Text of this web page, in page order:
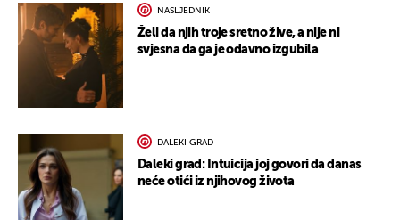
NASLJEDNIK
Želi da njih troje sretno žive, a nije ni
svjesna da ga je odavno izgubila
DALEKI GRAD
Daleki grad: Intuicija joj govori da danas
neće otići iz njihovog života